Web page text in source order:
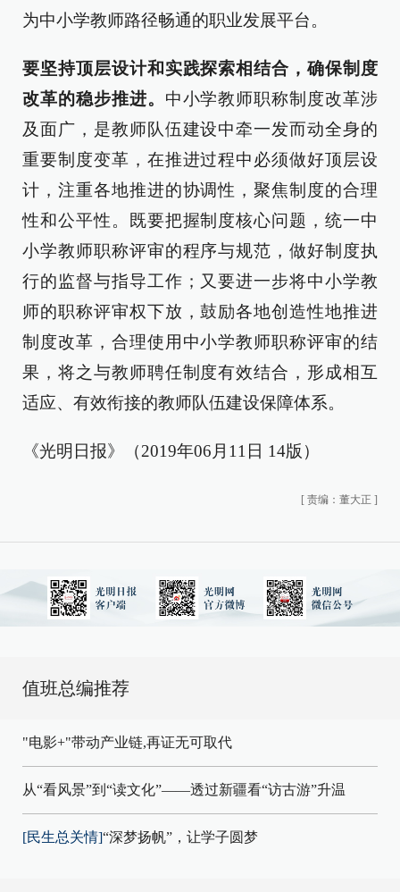
为中小学教师路径畅通的职业发展平台。
要坚持顶层设计和实践探索相结合，确保制度
改革的稳步推进。 中小学教师职称制度改革涉
及面广，是教师队伍建设中牵一发而动全身的
重要制度变革，在推进过程中必须做好顶层设
计，注重各地推进的协调性，聚焦制度的合理
性和公平性。既要把握制度核心问题，统一中
小学教师职称评审的程序与规范，做好制度执
行的监督与指导工作；又要进一步将中小学教
师的职称评审权下放，鼓励各地创造性地推进
制度改革，合理使用中小学教师职称评审的结
果，将之与教师聘任制度有效结合，形成相互
适应、有效衔接的教师队伍建设保障体系。
《光明日报》（2019年06月11日 14版）
[ 责编：董大正 ]
值班总编推荐
"电影+"带动产业链,再证无可取代
从“看风景”到“读文化”——透过新疆看“访古游”升温
[民生总关情]“深梦扬帆”，让学子圆梦